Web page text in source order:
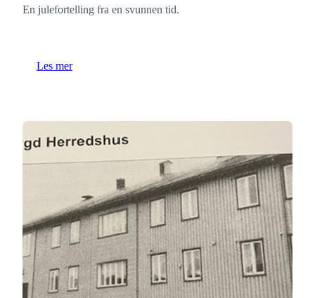
En julefortelling fra en svunnen tid.
Les mer